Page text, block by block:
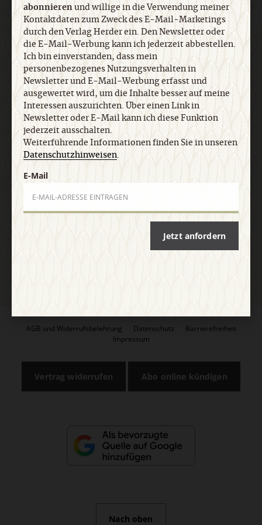
durch den Verlag Herder ein. Den Newsletter oder
die E-Mail-Werbung kann ich jederzeit abbestellen.
Ich bin einverstanden, dass mein
personenbezogenes Nutzungsverhalten in
Newsletter und E-Mail-Werbung erfasst und
ausgewertet wird, um die Inhalte besser auf meine
Interessen auszurichten. Über einen Link in
Newsletter oder E-Mail kann ich diese Funktion
jederzeit ausschalten. Weiterführende
Informationen finden Sie in unseren
Datenschutzhinweisen
E-Mail
Jetzt anmelden
AGB und Widerrufsbelehrung Datenschutz
Barrierefreiheit
Impressum
Vertrag widerrufen Abo online kündigen
Nach oben
abonnierenund willige in die Verwendung meiner
Kontaktdaten zum Zweck des E-Mail-Marketings
durch den Verlag Herder ein. Den Newsletter oder
die E-Mail-Werbung kann ich jederzeit abbestellen.
Ich bin einverstanden, dass mein
personenbezogenes Nutzungsverhalten in
Newsletter und E-Mail-Werbung erfasst und
ausgewertet wird, um die Inhalte besser auf meine
Interessen auszurichten. Über einen Link in
Newsletter oder E-Mail kann ich diese Funktion
jederzeit ausschalten.
Weiterführende Informationen finden Sie in unseren
Datenschutzhinweisen.
E-Mail
Jetzt anfordern